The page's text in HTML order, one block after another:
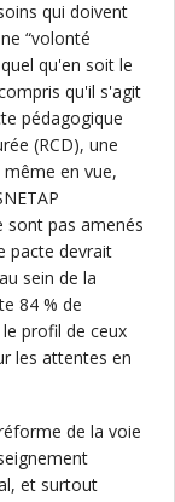
qui doivent
“volonté
qu'en soit le
qu'il s'agit
pédagogique
(RCD), une
en vue,
sont pas amenés
pacte devrait
sein de la
84 % de
profil de ceux
les attentes en
de la voie
et surtout